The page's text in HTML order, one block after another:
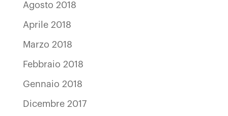
Agosto 2018
Aprile 2018
Marzo 2018
Febbraio 2018
Gennaio 2018
Dicembre 2017